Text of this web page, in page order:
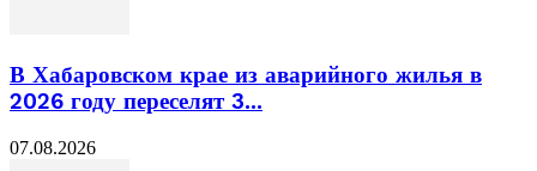
В Хабаровском крае из аварийного жилья в
2026 году переселят 3...
07.08.2026